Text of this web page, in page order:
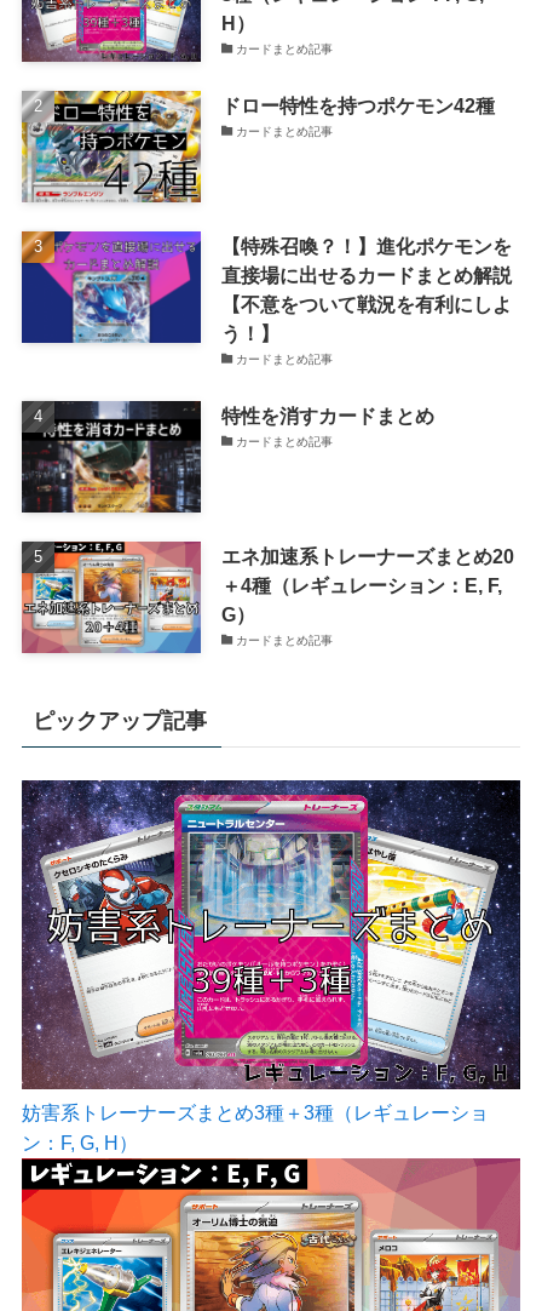
H）
カードまとめ記事
ドロー特性を持つポケモン42種
カードまとめ記事
【特殊召喚？！】進化ポケモンを
直接場に出せるカードまとめ解説
【不意をついて戦況を有利にしよ
う！】
カードまとめ記事
特性を消すカードまとめ
カードまとめ記事
エネ加速系トレーナーズまとめ20
＋4種（レギュレーション：E, F,
G）
カードまとめ記事
ピックアップ記事
妨害系トレーナーズまとめ3種＋3種（レギュレーショ
ン：F, G, H）